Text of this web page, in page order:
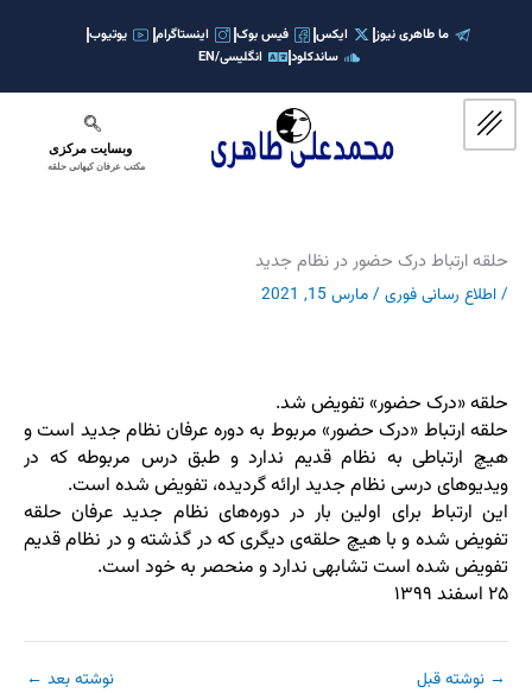
ما طاهری نیوز ایکس فیس بوک اینستاگرام
یوتیوب
ساندکلود
انگلیسی/EN
وبسایت مرکزی
مکتب عرفان کیهانی حلقه
حلقه ارتباط درک حضور در نظام جدید
/اطلاع رسانی فوری /مارس 15, 2021
حلقه «درک حضور» تفویض شد.
حلقه ارتباط «درک حضور» مربوط به دوره عرفان نظام جدید است و
هیچ ارتباطی به نظام قدیم ندارد و طبق درس مربوطه که در
ویدیوهای درسی نظام جدید ارائه گردیده، تفویض شده است.
این ارتباط برای اولین بار در دوره‌های نظام جدید عرفان حلقه
تفویض شده و با هیچ حلقه‌ی دیگری که در گذشته و در نظام قدیم
تفویض شده است تشابهی ندارد و منحصر به خود است.
۲۵ اسفند ۱۳۹۹
→ نوشته قبل نوشته بعد ←